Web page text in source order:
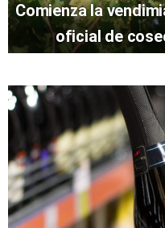
Comienza la
oficial de